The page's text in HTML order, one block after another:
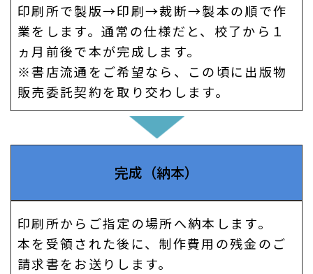
印刷所で製版→印刷→裁断→製本の順で作
業をします。通常の仕様だと、校了から１
ヵ月前後で本が完成します。
※書店流通をご希望なら、この頃に出版物
販売委託契約を取り交わします。
完成（納本）
印刷所からご指定の場所へ納本します。
本を受領された後に、制作費用の残金のご
請求書をお送りします。